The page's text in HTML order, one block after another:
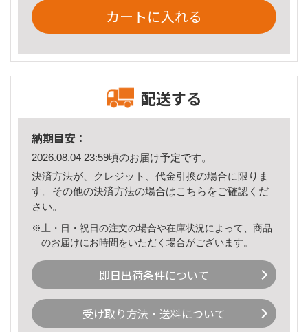
カートに入れる
配送する
納期目安：
2026.08.04 23:59頃のお届け予定です。
決済方法が、クレジット、代金引換の場合に限りま
す。その他の決済方法の場合はこちら をご確認くだ
さい。
※土・日・祝日の注文の場合や在庫状況によって、商品
のお届けにお時間をいただく場合がございます。
即日出荷条件について
受け取り方法・送料について